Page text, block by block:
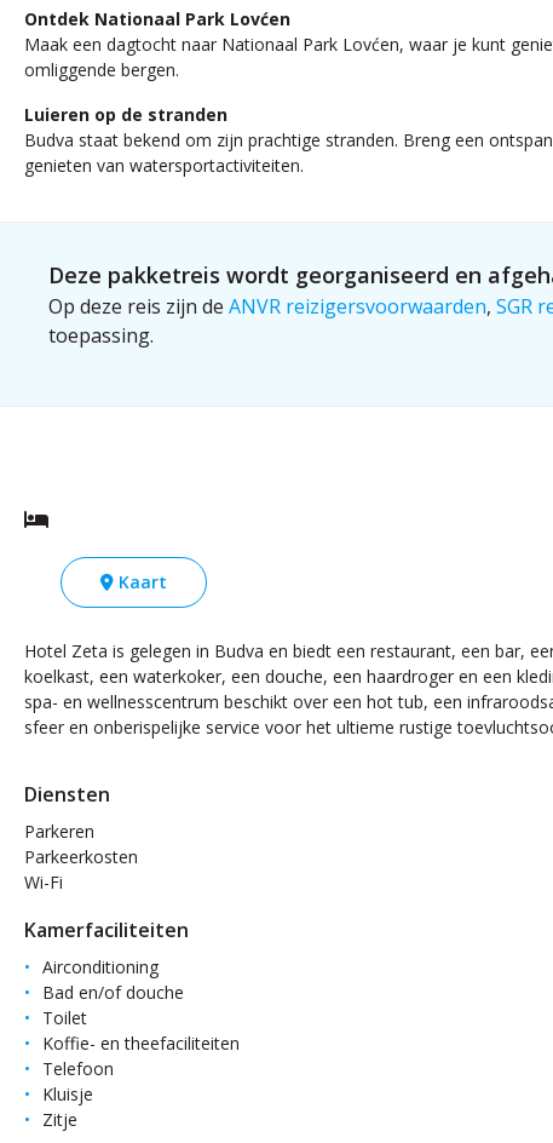
Ontdek Nationaal Park Lovćen
Maak een dagtocht naar Nationaal Park Lovćen, waar je kunt
omliggende bergen.
Luieren op de stranden
Budva staat bekend om zijn prachtige stranden. Breng een
genieten van watersportactiviteiten.
Deze pakketreis wordt georganiseerd en
Op deze reis zijn de ANVR reizigersvoorwaarden, SGR
toepassing.
Kaart
Hotel Zeta is gelegen in Budva en biedt een restaurant, een bar,
koelkast, een waterkoker, een douche, een haardroger en een
spa- en wellnesscentrum beschikt over een hot tub, een
sfeer en onberispelijke service voor het ultieme rustige
Diensten
Parkeren
Parkeerkosten
Wi-Fi
Kamerfaciliteiten
Airconditioning
Bad en/of douche
Toilet
Koffie- en theefaciliteiten
Telefoon
Kluisje
Zitje